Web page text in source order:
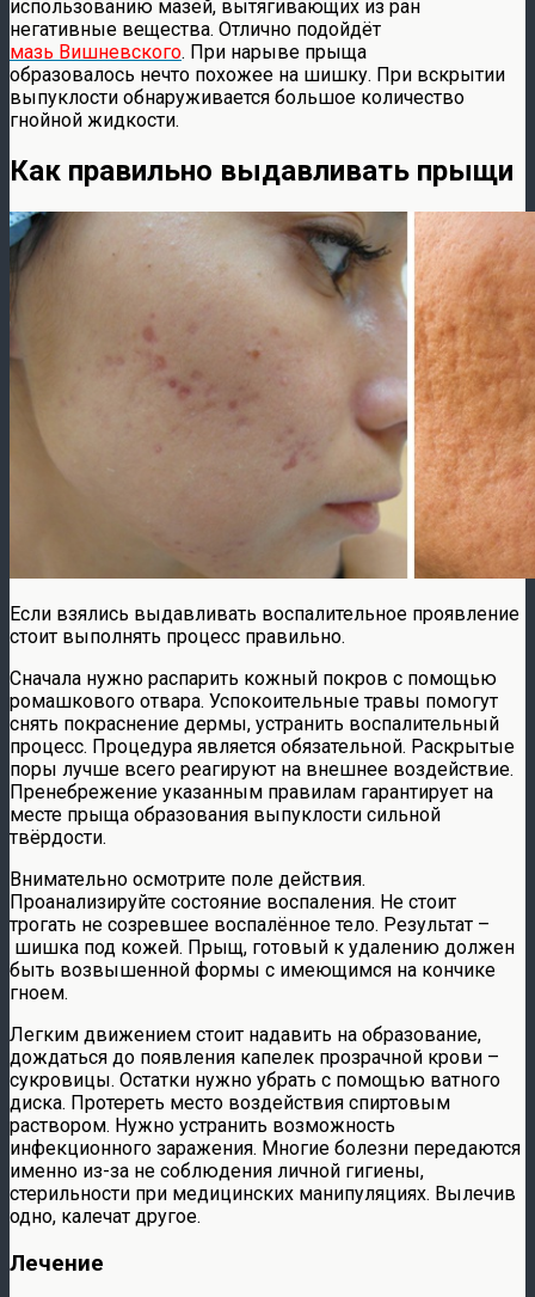
использованию мазей, вытягивающих из ран
негативные вещества. Отлично подойдёт
мазь Вишневского. При нарыве прыща
образовалось нечто похожее на шишку. При вскрытии
выпуклости обнаруживается большое количество
гнойной жидкости.
Как правильно выдавливать прыщи
Если взялись выдавливать воспалительное проявление
стоит выполнять процесс правильно.
Сначала нужно распарить кожный покров с помощью
ромашкового отвара. Успокоительные травы помогут
снять покраснение дермы, устранить воспалительный
процесс. Процедура является обязательной. Раскрытые
поры лучше всего реагируют на внешнее воздействие.
Пренебрежение указанным правилам гарантирует на
месте прыща образования выпуклости сильной
твёрдости.
Внимательно осмотрите поле действия.
Проанализируйте состояние воспаления. Не стоит
трогать не созревшее воспалённое тело. Результат –
шишка под кожей. Прыщ, готовый к удалению должен
быть возвышенной формы с имеющимся на кончике
гноем.
Легким движением стоит надавить на образование,
дождаться до появления капелек прозрачной крови –
сукровицы. Остатки нужно убрать с помощью ватного
диска. Протереть место воздействия спиртовым
раствором. Нужно устранить возможность
инфекционного заражения. Многие болезни передаются
именно из-за не соблюдения личной гигиены,
стерильности при медицинских манипуляциях. Вылечив
одно, калечат другое.
Лечение